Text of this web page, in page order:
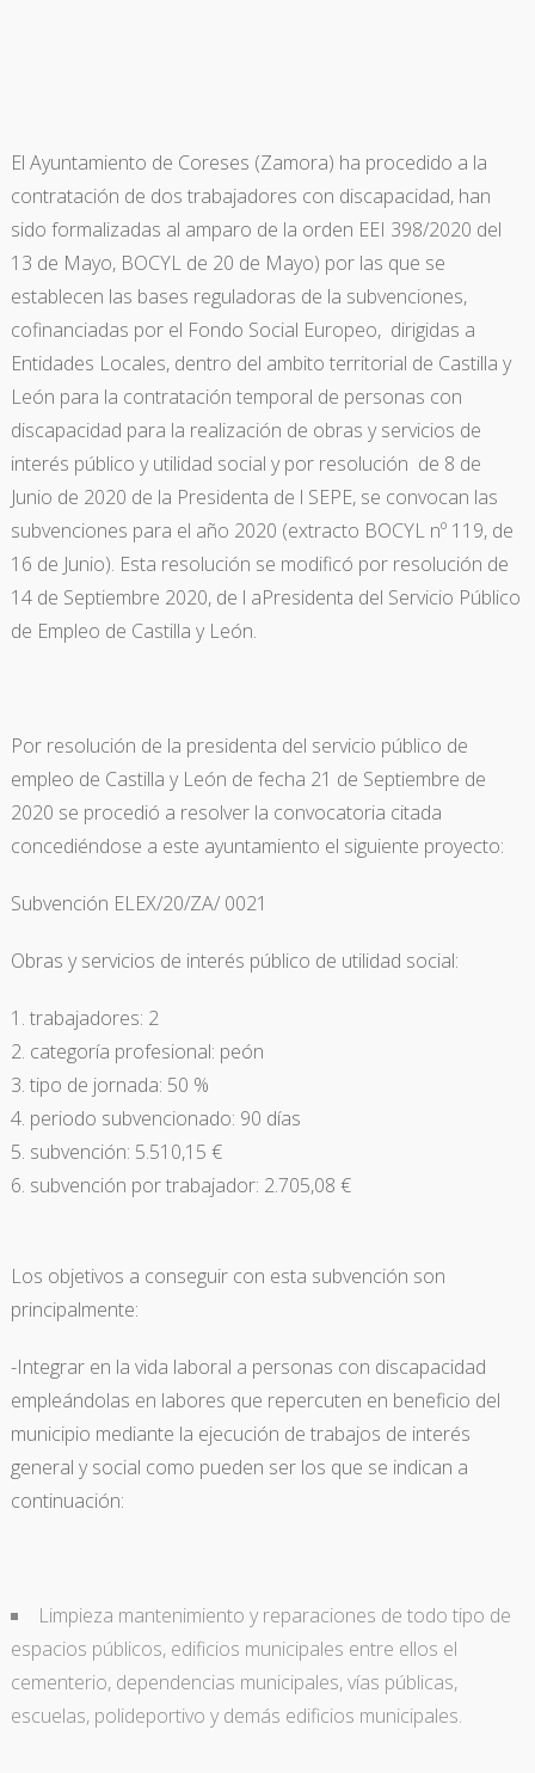
El Ayuntamiento de Coreses (Zamora) ha procedido a la
contratación de dos trabajadores con discapacidad, han
sido formalizadas al amparo de la orden EEI 398/2020 del
13 de Mayo, BOCYL de 20 de Mayo) por las que se
establecen las bases reguladoras de la subvenciones,
cofinanciadas por el Fondo Social Europeo, dirigidas a
Entidades Locales, dentro del ambito territorial de Castilla y
León para la contratación temporal de personas con
discapacidad para la realización de obras y servicios de
interés público y utilidad social y por resolución de 8 de
Junio de 2020 de la Presidenta de l SEPE, se convocan las
subvenciones para el año 2020 (extracto BOCYL nº 119, de
16 de Junio). Esta resolución se modificó por resolución de
14 de Septiembre 2020, de l aPresidenta del Servicio Público
de Empleo de Castilla y León.
Por resolución de la presidenta del servicio público de
empleo de Castilla y León de fecha 21 de Septiembre de
2020 se procedió a resolver la convocatoria citada
concediéndose a este ayuntamiento el siguiente proyecto:
Subvención ELEX/20/ZA/ 0021
Obras y servicios de interés público de utilidad social:
trabajadores: 2
categoría profesional: peón
tipo de jornada: 50 %
periodo subvencionado: 90 días
subvención: 5.510,15 €
subvención por trabajador: 2.705,08 €
Los objetivos a conseguir con esta subvención son
principalmente:
-Integrar en la vida laboral a personas con discapacidad
empleándolas en labores que repercuten en beneficio del
municipio mediante la ejecución de trabajos de interés
general y social como pueden ser los que se indican a
continuación:
Limpieza mantenimiento y reparaciones de todo tipo de
espacios públicos, edificios municipales entre ellos el
cementerio, dependencias municipales, vías públicas,
escuelas, polideportivo y demás edificios municipales.